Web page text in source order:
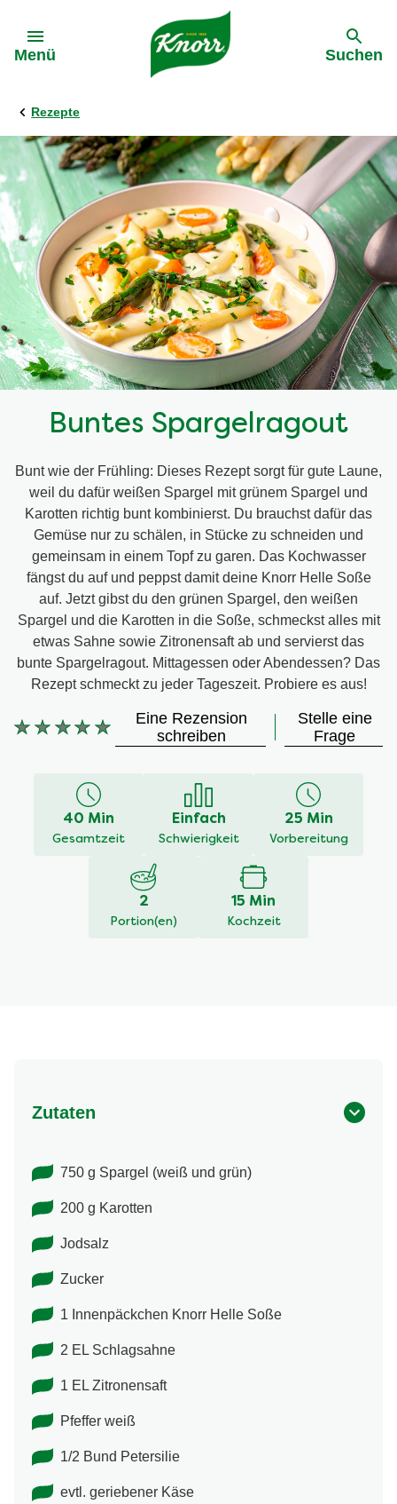
Menü Suchen
Rezepte
Buntes Spargelragout
Bunt wie der Frühling: Dieses Rezept sorgt für gute Laune,
weil du dafür weißen Spargel mit grünem Spargel und
Karotten richtig bunt kombinierst. Du brauchst dafür das
Gemüse nur zu schälen, in Stücke zu schneiden und
gemeinsam in einem Topf zu garen. Das Kochwasser
fängst du auf und peppst damit deine Knorr Helle Soße
auf. Jetzt gibst du den grünen Spargel, den weißen
Spargel und die Karotten in die Soße, schmeckst alles mit
etwas Sahne sowie Zitronensaft ab und servierst das
bunte Spargelragout. Mittagessen oder Abendessen? Das
Rezept schmeckt zu jeder Tageszeit. Probiere es aus!
Keine
recipe
Eine Rezension
schreiben
Stelle eine
Frage
40 Min
Gesamtzeit
Einfach
Schwierigkeit
25 Min
Vorbereitung
2
Portion(en)
15 Min
Kochzeit
Zutaten
750 g Spargel (weiß und grün)
200 g Karotten
Jodsalz
Zucker
1 Innenpäckchen Knorr Helle Soße
2 EL Schlagsahne
1 EL Zitronensaft
Pfeffer weiß
1/2 Bund Petersilie
evtl. geriebener Käse